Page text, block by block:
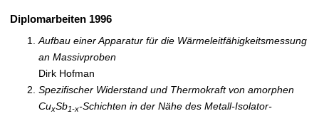
Diplomarbeiten 1996
Aufbau einer Apparatur für die Wärmeleitfähigkeitsmessung
an Massivproben
Dirk Hofman
Spezifischer Widerstand und Thermokraft von amorphen
CuxSb1-x-Schichten in der Nähe des Metall-Isolator-